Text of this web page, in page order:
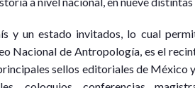
y un estado invitados, lo cual
Nacional de Antropología, es el
sellos editoriales de México